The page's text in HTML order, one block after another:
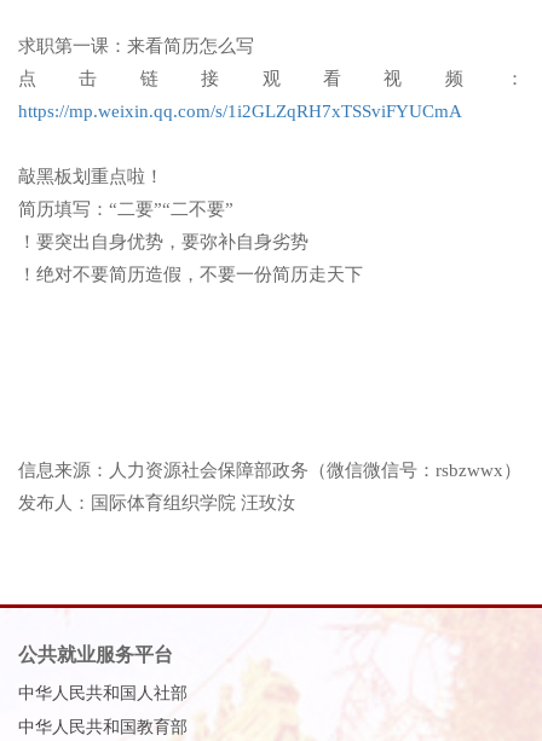
求职第一课 ： 来看简历怎么写
点击链接观看视频
：
https://mp.weixin.qq.com/s/1i2GLZqRH7xTSSviFYUCmA
敲黑板划重点啦！
简历填写： “二要”“二不要”
！ 要突出自身优势 ， 要弥补自身劣势
！ 绝对不要简历造假 ， 不要一份简历走天下
信息来源 ： 人力资源社会保障部政务 （微信微信号 ： rsbzwwx）
发布人
： 国际体育组织学院 汪玫汝
公共就业服务平台
中华人民共和国人社部
中华人民共和国教育部